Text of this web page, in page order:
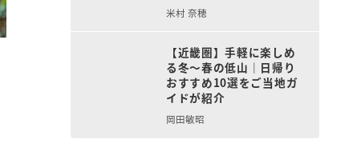
米村 奈穂
【近畿圏】手軽に楽しめ
る冬〜春の低山｜日帰り
おすすめ10選をご当地ガ
イドが紹介
岡田敏昭